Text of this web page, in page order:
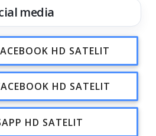
media
HD SATELIT
HD SATELIT
HD SATELIT